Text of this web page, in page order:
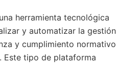
herramienta tecnológica
y automatizar la gestión
y cumplimiento normativo
Este tipo de plataforma